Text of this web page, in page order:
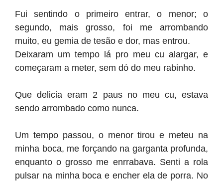
Fui sentindo o primeiro entrar, o menor; o
segundo, mais grosso, foi me arrombando
muito, eu gemia de tesão e dor, mas entrou.
Deixaram um tempo lá pro meu cu alargar, e
começaram a meter, sem dó do meu rabinho.
Que delicia eram 2 paus no meu cu, estava
sendo arrombado como nunca.
Um tempo passou, o menor tirou e meteu na
minha boca, me forçando na garganta profunda,
enquanto o grosso me enrrabava. Senti a rola
pulsar na minha boca e encher ela de porra. No